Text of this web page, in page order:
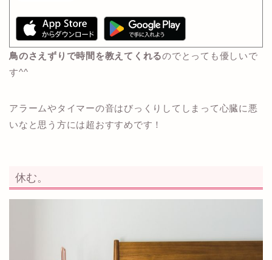
鳥のさえずりで時間を教えてくれるのでとっても優しいで
す^^
アラームやタイマーの音はびっくりしてしまって心臓に悪
いなと思う方には超おすすめです！
休む。